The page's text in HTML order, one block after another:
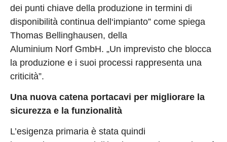
dei punti chiave della produzione in termini di
disponibilità continua dell‘impianto” come spiega
Thomas Bellinghausen, della
Aluminium Norf GmbH. „Un imprevisto che blocca
la produzione e i suoi processi rappresenta una
criticità”.
Una nuova catena portacavi per migliorare la
sicurezza e la funzionalità
L’esigenza primaria è stata quindi